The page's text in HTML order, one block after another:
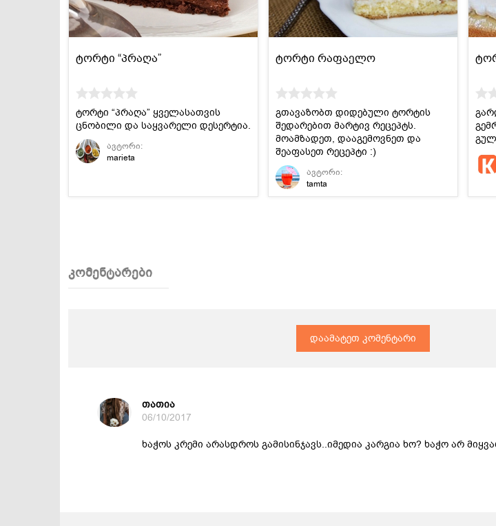
ტორტი “პრაღა”
ტორტი “პრაღა” ყველასათვის
ცნობილი და საყვარელი დესერტია.
ავტორი:
marieta
ტორტი რაფაელო
გთავაზობთ დიდებული ტორტის
შედარებით მარტივ რეცეპტს.
მოამზადეთ, დააგემოვნეთ და
შეაფასეთ რეცეპტი :)
ავტორი:
tamta
კომენტარები
დაამატეთ კომენტარი
თათია
06/10/2017
ხაჭოს კრემი არასდროს გამისინჯავს..იმედია კარგია ხო? ხაჭო არ